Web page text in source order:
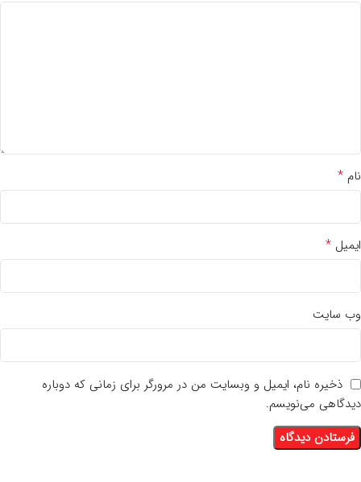
نام *
ایمیل *
وب‌ سایت
ذخیره نام، ایمیل و وبسایت من در مرورگر برای زمانی که دوباره
دیدگاهی می‌نویسم.